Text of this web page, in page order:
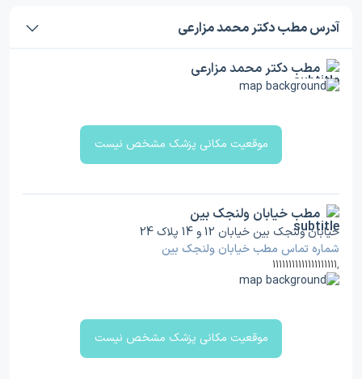
آدرس مطب دکتر محمد مزارعی
مطب دکتر محمد مزارعی
موقعیت مکانی پزشک مشخص نیست
مطب خیابان ولنجک بین
خیابان ولنجک بین خیابان 12 و 14 پلاک 24
شماره تماس مطب خیابان ولنجک بین
11111111111111111111,
موقعیت مکانی پزشک مشخص نیست